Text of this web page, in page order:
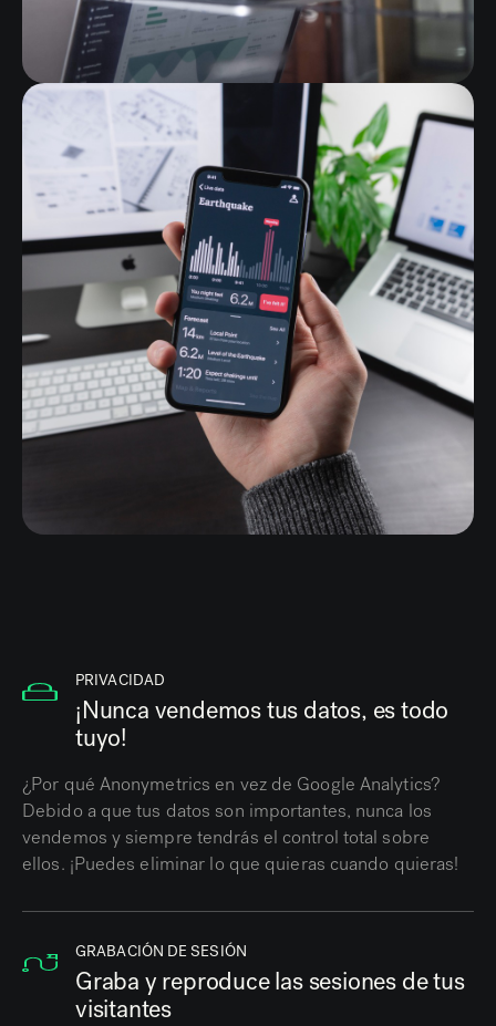
PRIVACIDAD
¡Nunca vendemos tus datos, es todo
tuyo!
¿Por qué Anonymetrics en vez de Google Analytics?
Debido a que tus datos son importantes, nunca los
vendemos y siempre tendrás el control total sobre
ellos. ¡Puedes eliminar lo que quieras cuando quieras!
GRABACIÓN DE SESIÓN
Graba y reproduce las sesiones de tus
visitantes